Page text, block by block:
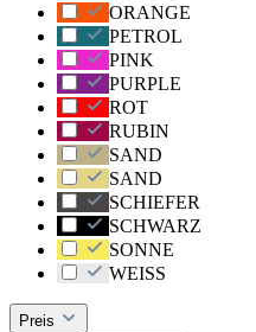
ORANGE
PETROL
PINK
PURPLE
ROT
RUBIN
SAND
SAND
SCHIEFER
SCHWARZ
SONNE
WEISS
Preis